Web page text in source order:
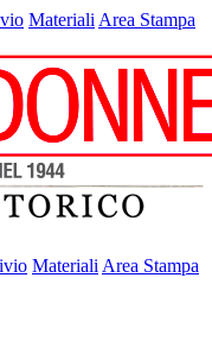
Materiali Area Stampa
Materiali Area Stampa